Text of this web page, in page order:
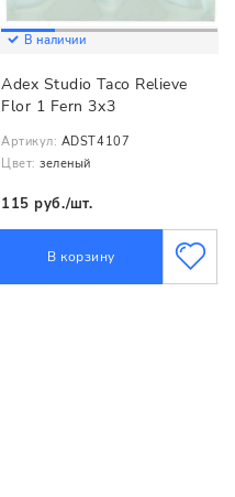
В наличии
Adex Studio Taco Relieve
Flor 1 Fern 3x3
Артикул: ADST4107
Цвет: зеленый
115 руб./шт.
В корзину